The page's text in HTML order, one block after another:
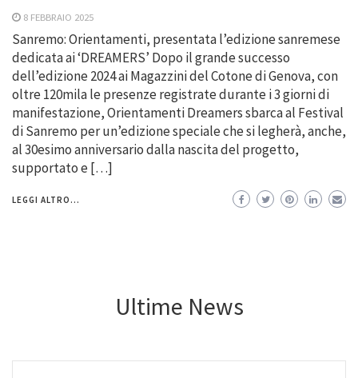
8 FEBBRAIO 2025
Sanremo: Orientamenti, presentata l’edizione sanremese
dedicata ai ‘DREAMERS’ Dopo il grande successo
dell’edizione 2024 ai Magazzini del Cotone di Genova, con
oltre 120mila le presenze registrate durante i 3 giorni di
manifestazione, Orientamenti Dreamers sbarca al Festival
di Sanremo per un’edizione speciale che si legherà, anche,
al 30esimo anniversario dalla nascita del progetto,
supportato e […]
LEGGI ALTRO...
Ultime News